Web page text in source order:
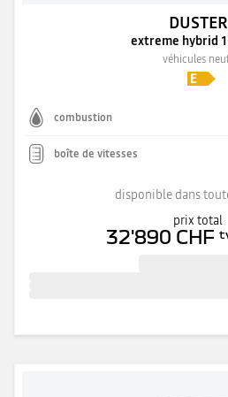
DUSTER
extreme hybrid
véhicules
combustion
boîte de vitesses
disponible dans
prix total
32'890 CHF